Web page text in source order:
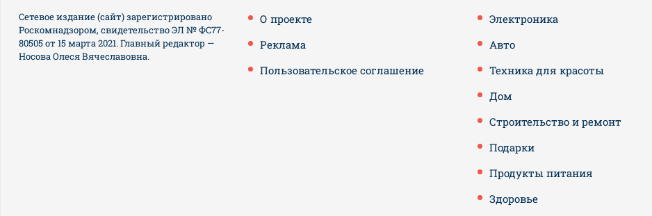
О проекте
Реклама
Пользовательское соглашение
Электроника
Авто
Техника для красоты
Дом
Строительство и ремонт
Подарки
Продукты питания
Здоровье
Сетевое издание (сайт) зарегистрировано
Роскомнадзором, свидетельство ЭЛ № ФС77-
80505 от 15 марта 2021. Главный редактор —
Носова Олеся Вячеславовна.